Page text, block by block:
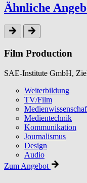
Ähnliche
Film Production
SAE-Institute GmbH,
Weiterbildung
TV/Film
Medientechnik
Kommunikation
Journalismus
Design
Audio
Zum Angebot